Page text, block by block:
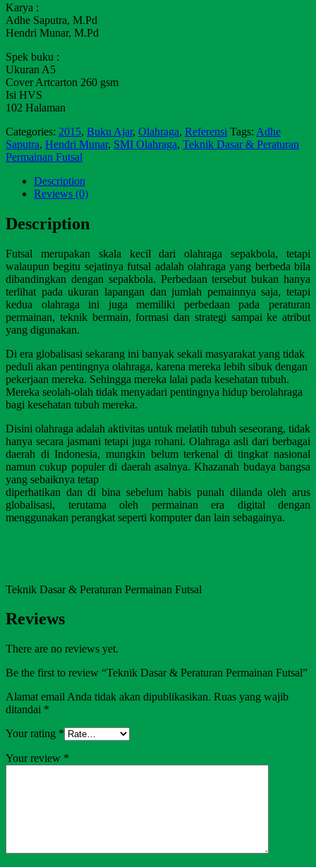
Karya :
Adhe Saputra, M.Pd
Hendri Munar, M.Pd
Spek buku :
Ukuran A5
Cover Artcarton 260 gsm
Isi HVS
102 Halaman
Categories: 2015, Buku Ajar, Olahraga, Referensi Tags: Adhe
Saputra, Hendri Munar, SMI Olahraga, Teknik Dasar & Peraturan
Permainan Futsal
Description
Reviews (0)
Description
Futsal merupakan skala kecil dari olahraga sepakbola, tetapi
walaupun begitu sejatinya futsal adalah olahraga yang berbeda bila
dibandingkan dengan sepakbola. Perbedaan tersebut bukan hanya
terlihat pada ukuran lapangan dan jumlah pemainnya saja, tetapi
kedua olahraga ini juga memiliki perbedaan pada peraturan
permainan, teknik bermain, formasi dan strategi sampai ke atribut
yang digunakan.
Di era globalisasi sekarang ini banyak sekali masyarakat yang tidak
peduli akan pentingnya olahraga, karena mereka lebih sibuk dengan
pekerjaan mereka. Sehingga mereka lalai pada kesehatan tubuh.
Mereka seolah-olah tidak menyadari pentingnya hidup berolahraga
bagi kesehatan tubuh mereka.
Disini olahraga adalah aktivitas untuk melatih tubuh seseorang, tidak
hanya secara jasmani tetapi juga rohani. Olahraga asli dari berbagai
daerah di Indonesia, mungkin belum terkenal di tingkat nasional
namun cukup populer di daerah asalnya. Khazanah budaya bangsa
yang sebaiknya tetap
diperhatikan dan di bina sebelum habis punah dilanda oleh arus
globalisasi, terutama oleh permainan era digital dengan
menggunakan perangkat seperti komputer dan lain sebagainya.
Teknik Dasar & Peraturan Permainan Futsal
Reviews
There are no reviews yet.
Be the first to review “Teknik Dasar & Peraturan Permainan Futsal”
Alamat email Anda tidak akan dipublikasikan. Ruas yang wajib
ditandai *
Your rating *
Your review *